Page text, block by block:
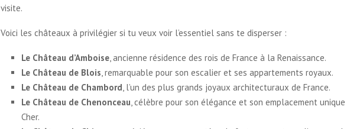
visite.
Voici les châteaux à privilégier si tu veux voir l’essentiel sans te disperser :
Le Château d’Amboise , ancienne résidence des rois de France à la Renaissance.
Le Château de Blois , remarquable pour son escalier et ses appartements royaux.
Le Château de Chambord , l’un des plus grands joyaux architecturaux de France.
Le Château de Chenonceau , célèbre pour son élégance et son emplacement
Cher.